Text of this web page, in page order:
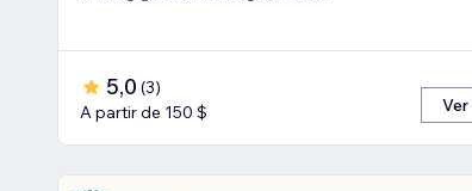
5,0 (3)
A partir de 150 $
Ver